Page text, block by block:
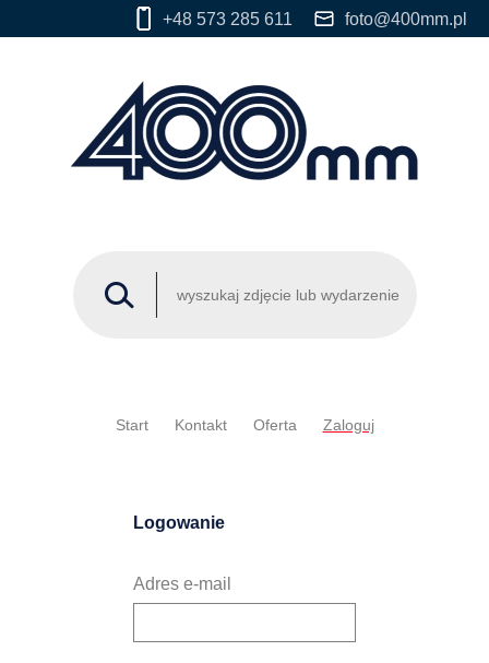
+48 573 285 611 foto@400mm.pl
Start Kontakt Oferta Zaloguj
Logowanie
Adres e-mail